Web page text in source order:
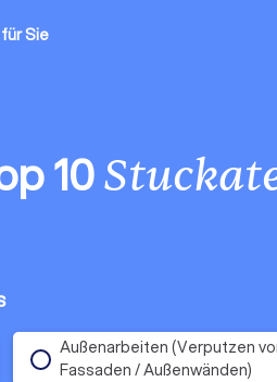
für Sie
10
Außenarbeiten (Verputzen
Fassaden / Außenwänden)